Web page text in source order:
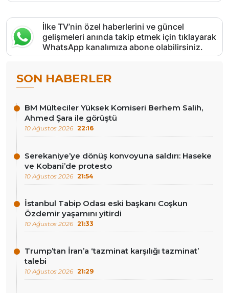
İlke TV’nin özel haberlerini ve güncel
gelişmeleri anında takip etmek için tıklayarak
WhatsApp kanalımıza abone olabilirsiniz.
SON HABERLER
BM Mülteciler Yüksek Komiseri Berhem Salih,
Ahmed Şara ile görüştü
10 Ağustos 2026 22:16
Serekaniye’ye dönüş konvoyuna saldırı: Haseke
ve Kobani’de protesto
10 Ağustos 2026 21:54
İstanbul Tabip Odası eski başkanı Coşkun
Özdemir yaşamını yitirdi
10 Ağustos 2026 21:33
Trump’tan İran’a ‘tazminat karşılığı tazminat’
talebi
10 Ağustos 2026 21:29